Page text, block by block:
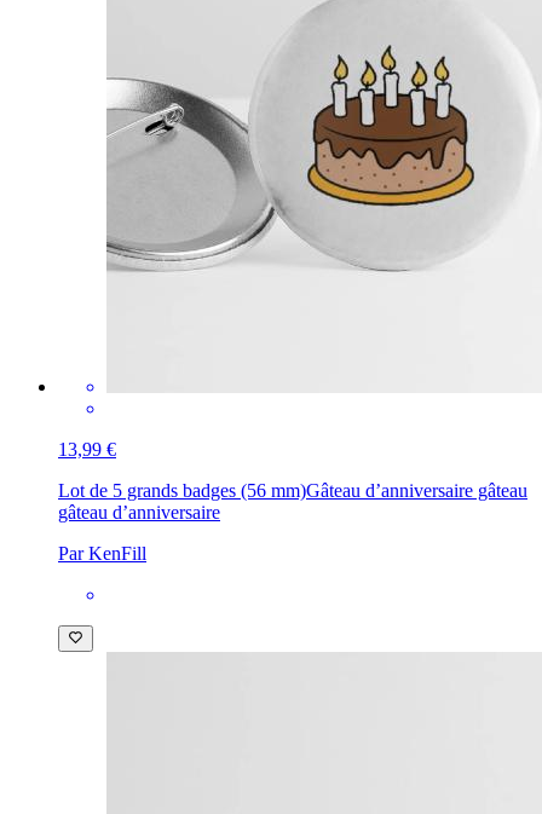
13,99 €
Lot de 5 grands badges (56 mm)Gâteau d’anniversaire gâteau
gâteau d’anniversaire
Par KenFill